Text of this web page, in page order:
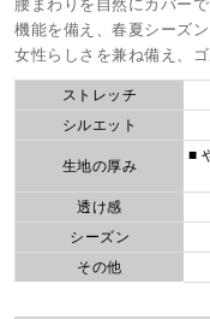
腰まわりを自然にカバー
機能を備え、春夏シーズ
女性らしさを兼ね備え、
ストレッチ
シルエット
生地の厚み
■
透け感
シーズン
その他